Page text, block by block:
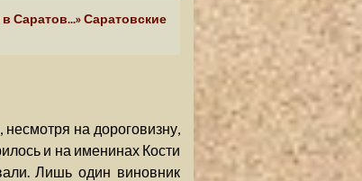
Саратов...» Саратовские
на дороговизну,
и на именинах Кости
Лишь один виновник